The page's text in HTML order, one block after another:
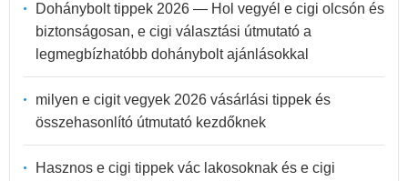
Dohánybolt tippek 2026 — Hol vegyél e cigi olcsón és
biztonságosan, e cigi választási útmutató a
legmegbízhatóbb dohánybolt ajánlásokkal
milyen e cigit vegyek 2026 vásárlási tippek és
összehasonlító útmutató kezdőknek
Hasznos e cigi tippek vác lakosoknak és e cigi